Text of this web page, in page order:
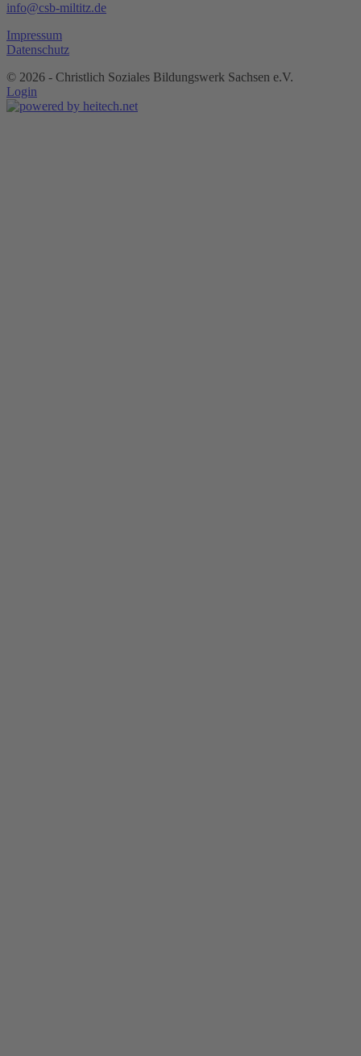
info@csb-miltitz.de
Impressum
Datenschutz
© 2026 - Christlich Soziales Bildungswerk Sachsen e.V.
Login